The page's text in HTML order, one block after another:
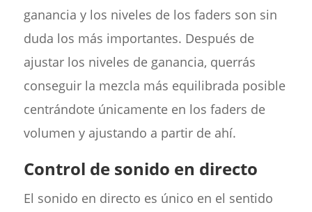
ganancia y los niveles de los faders son sin
duda los más importantes. Después de
ajustar los niveles de ganancia, querrás
conseguir la mezcla más equilibrada posible
centrándote únicamente en los faders de
volumen y ajustando a partir de ahí.
Control de sonido en directo
El sonido en directo es único en el sentido